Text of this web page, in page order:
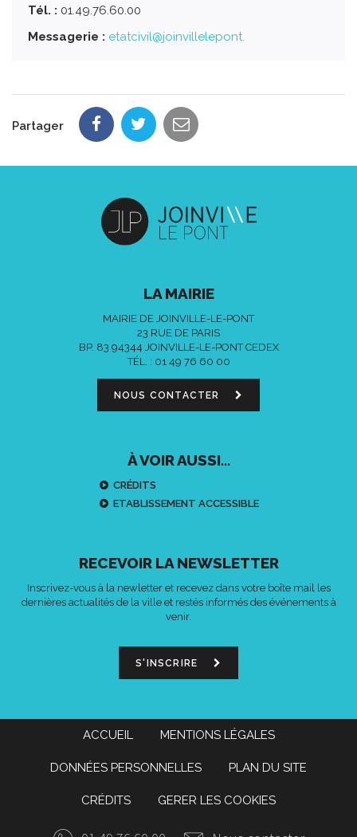
Tél. : 01.49.76.60.00
Messagerie : etatcivil@joinvillelepont.
Partager
LA MAIRIE
MAIRIE DE JOINVILLE-LE-PONT
23 RUE DE PARIS
BP. 83 94344 JOINVILLE-LE-PONT CEDEX
TÉL. : 01 49 76 60 00
NOUS CONTACTER
À VOIR AUSSI...
CRÉDITS
ETABLISSEMENT ACCESSIBLE
RECEVOIR LA NEWSLETTER
Inscrivez-vous à la newletter et recevez dans votre boîte mail les
dernières actualités de la ville et restés informés des événements à
venir.
S'INSCRIRE
ACCUEIL MENTIONS LÉGALES
DONNÉES PERSONNELLES PLAN DU SITE
CRÉDITS GERER LES COOKIES